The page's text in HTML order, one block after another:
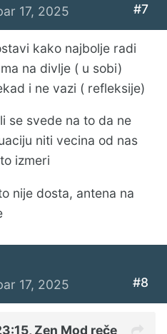
17, 2025 #7
kako najbolje radi
na divlje ( u sobi)
i ne vazi ( refleksije)
se svede na to da ne
niti vecina od nas
izmeri
nije dosta, antena na
17, 2025 #8
Zen Mod reče